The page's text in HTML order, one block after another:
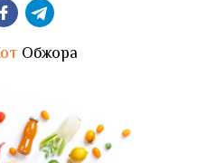
Обжора